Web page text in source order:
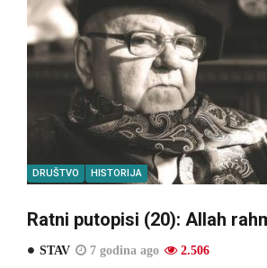
DRUŠTVO HISTORIJA
Ratni putopisi (20): Allah
STAV 7 godina ago 2.506